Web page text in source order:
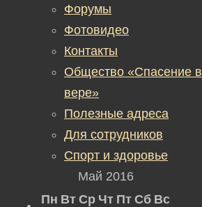
Форумы
Фотовидео
Контакты
Общество «Спасение в
вере»
Полезные адреса
Для сотрудников
Спорт и здоровье
Май 2016
Пн Вт Ср Чт Пт Сб Вс